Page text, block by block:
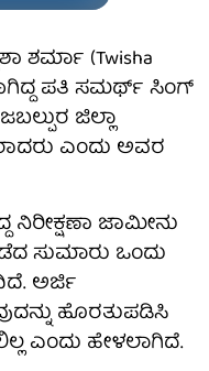
ಶರ್ಮಾ (Twisha
ಪತಿ ಸಮರ್ಥ್ ಸಿಂಗ್
ಜಿಲ್ಲಾ
ಎಂದು ಅವರ
ನಿರೀಕ್ಷಣಾ ಜಾಮೀನು
ಸುಮಾರು ಒಂದು
ಅರ್ಜಿ
ಹೊರತುಪಡಿಸಿ
ಎಂದು ಹೇಳಲಾಗಿದೆ.